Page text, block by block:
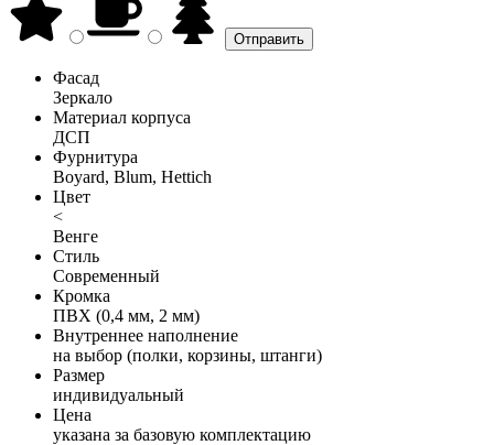
Фасад
Зеркало
Материал корпуса
ДСП
Фурнитура
Boyard, Blum, Hettich
Цвет
<
Венге
Стиль
Современный
Кромка
ПВХ (0,4 мм, 2 мм)
Внутреннее наполнение
на выбор (полки, корзины, штанги)
Размер
индивидуальный
Цена
указана за базовую комплектацию